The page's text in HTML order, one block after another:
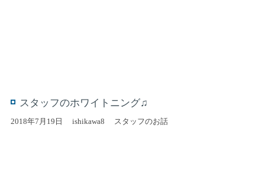
スタッフのホワイトニング♫
2018年7月19日 ishikawa8 スタッフのお話